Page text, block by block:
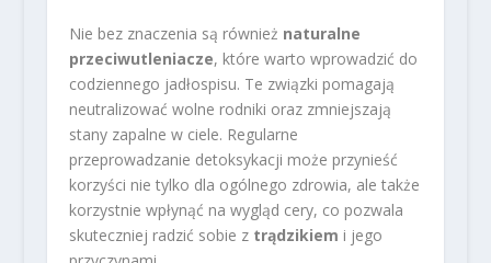
Nie bez znaczenia są również naturalne
przeciwutleniacze, które warto wprowadzić do
codziennego jadłospisu. Te związki pomagają
neutralizować wolne rodniki oraz zmniejszają
stany zapalne w ciele. Regularne
przeprowadzanie detoksykacji może przynieść
korzyści nie tylko dla ogólnego zdrowia, ale także
korzystnie wpłynąć na wygląd cery, co pozwala
skuteczniej radzić sobie z trądzikiem i jego